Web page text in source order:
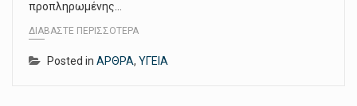
προπληρωμένης…
ΔΙΑΒΆΣΤΕ ΠΕΡΙΣΣΌΤΕΡΑ
Posted in ΑΡΘΡΑ, ΥΓΕΙΑ